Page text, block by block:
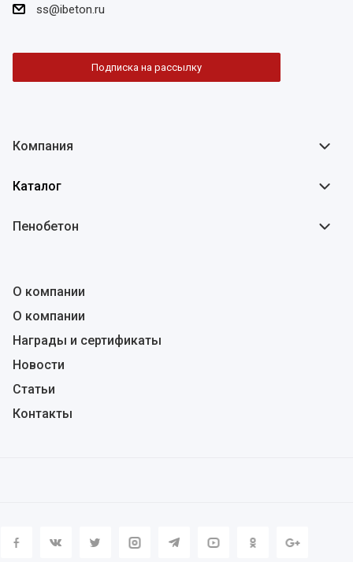
ss@ibeton.ru
Подписка на рассылку
Компания
Каталог
Пенобетон
О компании
О компании
Награды и сертификаты
Новости
Статьи
Контакты